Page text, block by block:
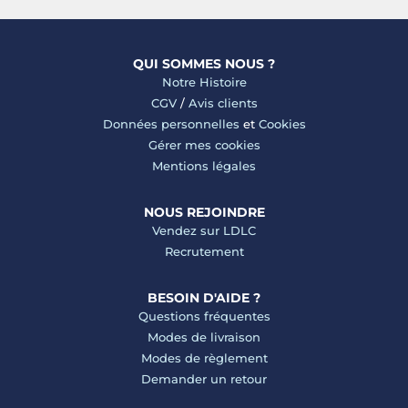
QUI SOMMES NOUS ?
Notre Histoire
CGV/ Avis clients
Données personnelles et Cookies
Gérer mes cookies
Mentions légales
NOUS REJOINDRE
Vendez sur LDLC
Recrutement
BESOIN D'AIDE ?
Questions fréquentes
Modes de livraison
Modes de règlement
Demander un retour